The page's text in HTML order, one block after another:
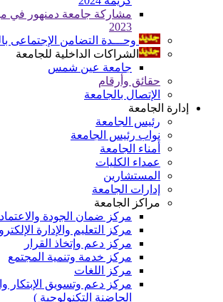
مشاركة جامعة دمنهور في
2023
وحـــدة التضامن الإجتماعى
الشراكات الداخلية للجامعة
جامعة عين شمس
حقائق وأرقام
الإتصال بالجامعة
إدارة الجامعة
رئيس الجامعة
نواب رئيس الجامعة
أمناء الجامعة
عمداء الكليات
المستشارين
إدارات الجامعة
مراكز الجامعة
مركز ضمان الجودة والاعتماد
مركز التعليم والإدارة
مركز دعم وإتخاذ القرار
مركز خدمة وتنمية المجتمع
مركز اللغات
مركز دعم وتسويق الإبتكار
الحاضنة التكنولوجية )